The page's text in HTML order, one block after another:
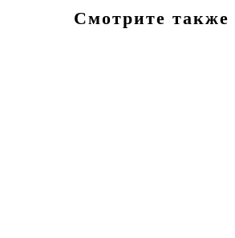
Смотрите также